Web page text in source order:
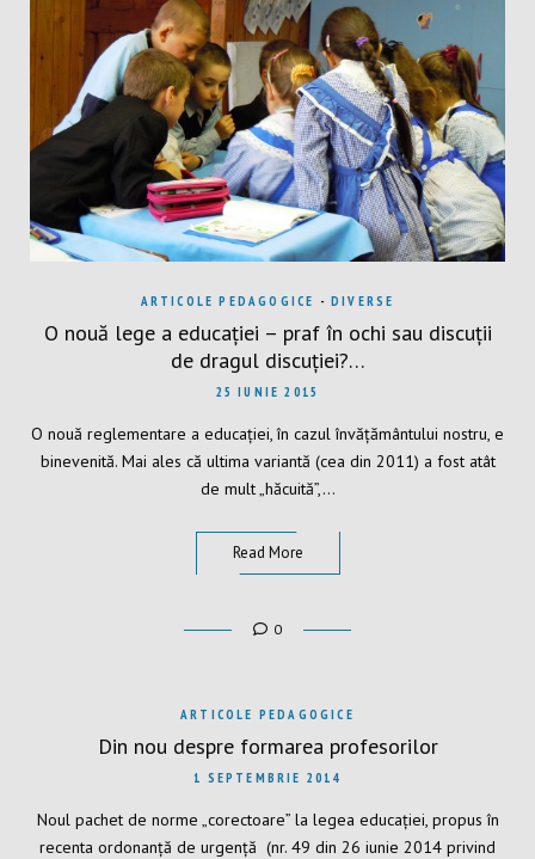
ARTICOLE PEDAGOGICE - DIVERSE
O nouă lege a educației – praf în ochi sau discuții
de dragul discuției?…
25 IUNIE 2015
O nouă reglementare a educației, în cazul învățământului nostru, e
binevenită. Mai ales că ultima variantă (cea din 2011) a fost atât
de mult „hăcuită”,…
Read More
0
ARTICOLE PEDAGOGICE
Din nou despre formarea profesorilor
1 SEPTEMBRIE 2014
Noul pachet de norme „corectoare” la legea educației, propus în
recenta ordonanță de urgență (nr. 49 din 26 iunie 2014 privind